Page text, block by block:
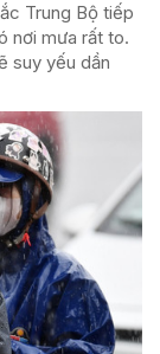
Trung Bộ tiếp
nơi mưa rất to.
suy yếu dần